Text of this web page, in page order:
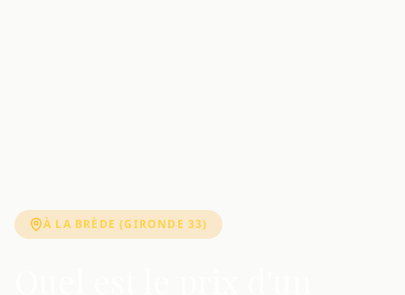
À LA BRÈDE (GIRONDE 33)